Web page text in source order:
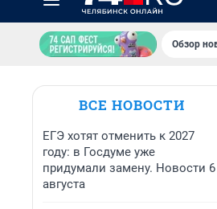
Обзор
ВСЕ НОВОСТИ
ЕГЭ хотят отменить к 2027
году: в Госдуме уже
придумали замену. Новости 6
августа